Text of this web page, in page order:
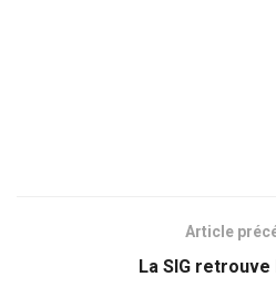
Article
La SIG